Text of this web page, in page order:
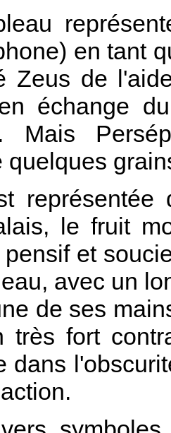
en tant
Zeus de
échange
Mais
quelques
représentée
le fruit
pensif et
avec un
de ses
très fort
dans